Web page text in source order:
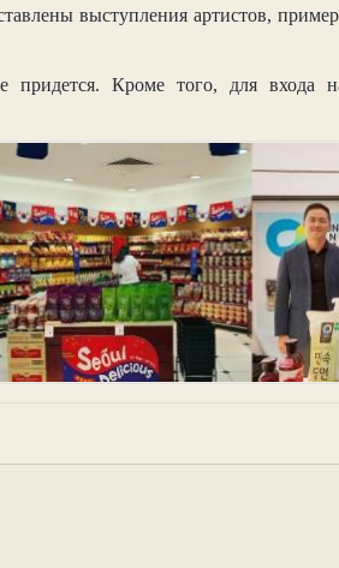
выступления артистов,
Кроме того, для входа